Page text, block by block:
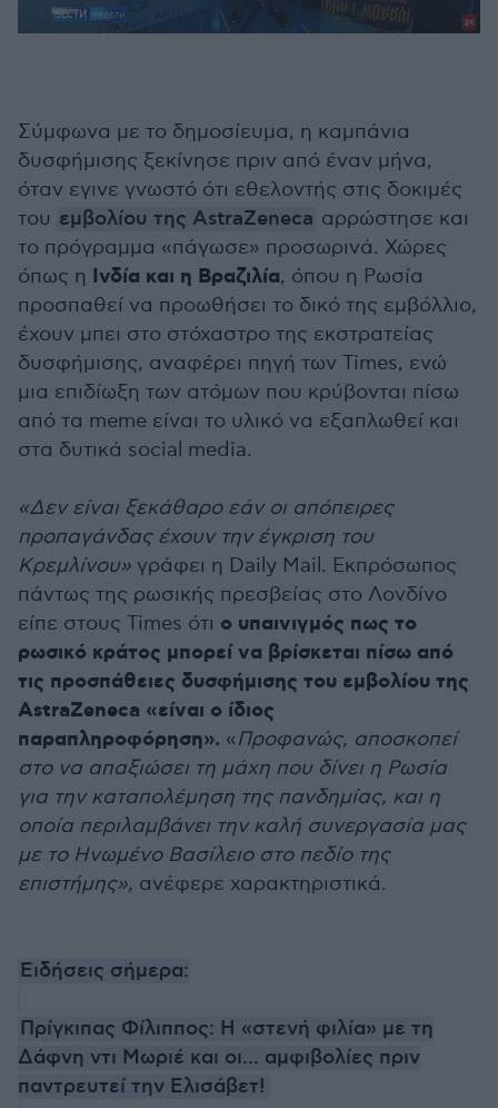
Σύμφωνα με το δημοσίευμα, η καμπάνια
δυσφήμισης ξεκίνησε πριν από έναν μήνα,
όταν εγινε γνωστό ότι εθελοντής στις δοκιμές
του εμβολίου της AstraZeneca αρρώστησε και
το πρόγραμμα «πάγωσε» προσωρινά. Χώρες
όπως η Ινδία και η Βραζιλία, όπου η Ρωσία
προσπαθεί να προωθήσει το δικό της εμβόλλιο,
έχουν μπει στο στόχαστρο της εκστρατείας
δυσφήμισης, αναφέρει πηγή των Times, ενώ
μια επιδίωξη των ατόμων που κρύβονται πίσω
από τα meme είναι το υλικό να εξαπλωθεί και
στα δυτικά social media.
«Δεν είναι ξεκάθαρο εάν οι απόπειρες
προπαγάνδας έχουν την έγκριση του
Κρεμλίνου» γράφει η Daily Mail. Εκπρόσωπος
πάντως της ρωσικής πρεσβείας στο Λονδίνο
είπε στους Times ότι ο υπαινιγμός πως το
ρωσικό κράτος μπορεί να βρίσκεται πίσω από
τις προσπάθειες δυσφήμισης του εμβολίου της
AstraZeneca «είναι ο ίδιος
παραπληροφόρηση». «Προφανώς, αποσκοπεί
στο να απαξιώσει τη μάχη που δίνει η Ρωσία
για την καταπολέμηση της πανδημίας, και η
οποία περιλαμβάνει την καλή συνεργασία μας
με το Ηνωμένο Βασίλειο στο πεδίο της
επιστήμης», ανέφερε χαρακτηριστικά.
Ειδήσεις σήμερα:
Πρίγκιπας Φίλιππος: Η «στενή φιλία» με τη
Δάφνη ντι Μωριέ και οι... αμφιβολίες πριν
παντρευτεί την Ελισάβετ!